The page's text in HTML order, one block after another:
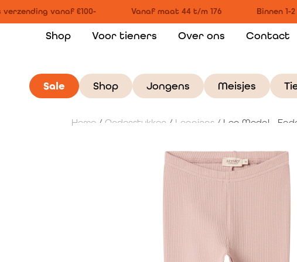
vanaf €100- Vanaf maat 44 t/m 176 Binnen 1-
Shop Voor tieners Over ons Contact
Sale Shop Jongens Meisjes
Home / Onderstukken / Leggings / Leg Modal –